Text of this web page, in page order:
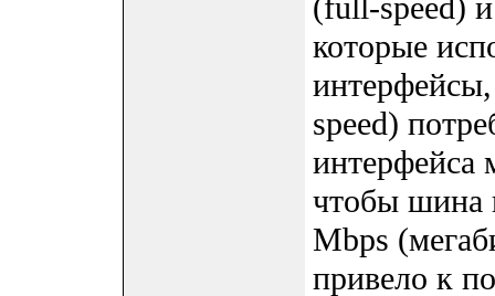
(full-speed)
которые
speed)
интерфейса
чтобы шина
Mbps
привело к